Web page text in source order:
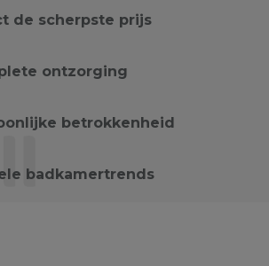
de scherpste prijs
ontzorging
betrokkenheid
badkamertrends